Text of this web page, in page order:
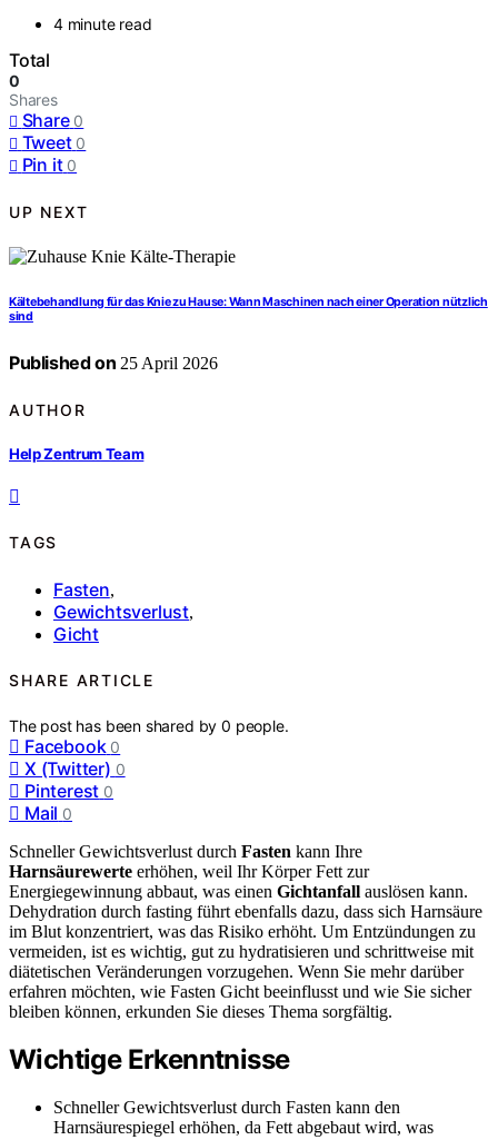
4 minute read
Total
0
Shares
Share 0
Tweet 0
Pin it 0
UP NEXT
Kältebehandlung für das Knie zu Hause: Wann Maschinen nach einer Operation nützlich
sind
Published on 25 April 2026
AUTHOR
Help Zentrum Team
TAGS
Fasten,
Gewichtsverlust,
Gicht
SHARE ARTICLE
The post has been shared by0 people.
Facebook 0
X (Twitter) 0
Pinterest 0
Mail 0
Schneller Gewichtsverlust durch Fasten kann Ihre
Harnsäurewerte erhöhen, weil Ihr Körper Fett zur
Energiegewinnung abbaut, was einen Gichtanfall auslösen kann.
Dehydration durch fasting führt ebenfalls dazu, dass sich Harnsäure
im Blut konzentriert, was das Risiko erhöht. Um Entzündungen zu
vermeiden, ist es wichtig, gut zu hydratisieren und schrittweise mit
diätetischen Veränderungen vorzugehen. Wenn Sie mehr darüber
erfahren möchten, wie Fasten Gicht beeinflusst und wie Sie sicher
bleiben können, erkunden Sie dieses Thema sorgfältig.
Wichtige Erkenntnisse
Schneller Gewichtsverlust durch Fasten kann den
Harnsäurespiegel erhöhen, da Fett abgebaut wird, was